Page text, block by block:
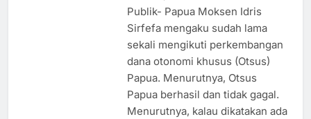
Publik- Papua Moksen Idris
Sirfefa mengaku sudah lama
sekali mengikuti perkembangan
dana otonomi khusus (Otsus)
Papua. Menurutnya, Otsus
Papua berhasil dan tidak gagal.
Menurutnya, kalau dikatakan ada